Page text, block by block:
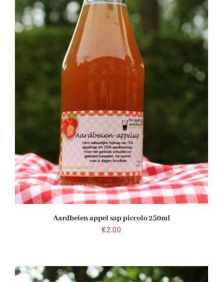
Aardbeien appel sap piccolo 250ml
€2.00